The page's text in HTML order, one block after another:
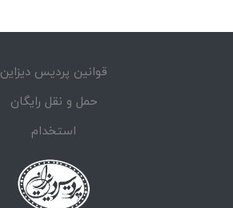
قوانین پردیس دیزاین
حمل و نقل رایگان
استخدام